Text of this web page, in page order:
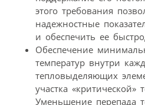
этого требования
надежностные
и обеспечить ее
Обеспечение
температур внутри
тепловыделяющих
участка «критической»
Уменьшение перепада